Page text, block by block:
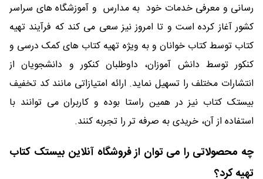
رسانی و معرفی خدمات خود به مدارس و آموزشگاه های سراسر
کشور آغاز کرده است و تا امروز نیز سعی می کند که فرآیند تهیه
کتاب توسط کتاب خوانان و به ویژه تهیه کتاب های کمک درسی و
کنکور توسط دانش آموزان، داوطلبان کنکور و دانشجویان از
انتشارات مختلف را تسهیل نماید. ارائه امتیازاتی مانند کد تخفیف
بیستک کتاب نیز در همین راستا بوده و کاربران می توانند با
استفاده از آن، خریدی به صرفه تر را تجربه کنند.
چه محصولاتی را می توان از فروشگاه آنلاین بیستک کتاب
تهیه کرد؟